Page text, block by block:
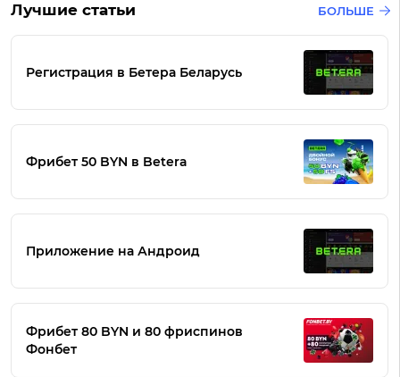
Лучшие статьи БОЛЬШЕ
Регистрация в Бетера Беларусь
Фрибет 50 BYN в Betera
Приложение на Андроид
Фрибет 80 BYN и 80 фриспинов
Фонбет